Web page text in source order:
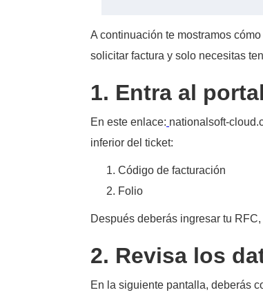
A continuación te mostramos
solicitar factura y solo necesitas
1. Entra al
En este enlace: nationalsoft-
inferior del ticket:
Código de facturación
Folio
Después deberás ingresar tu
2. Revisa los
En la siguiente pantalla, deberás